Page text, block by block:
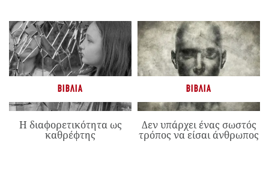
ΒΙΒΛΊΑ
Η διαφορετικότητα ως
καθρέφτης
ΒΙΒΛΊΑ
Δεν υπάρχει ένας σωστός
τρόπος να είσαι άνθρωπος